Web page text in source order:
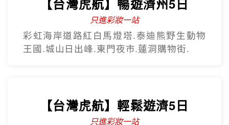
車、汗蒸幕、美食龍蝦一隻雞